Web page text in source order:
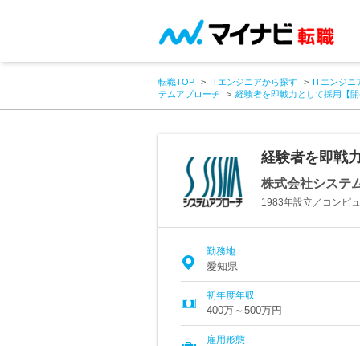
転職TOP ITエンジニアから探す
ITエンジニ
テムアプローチ
経験者を即戦力として採用【
経験者を即戦
株式会社システ
1983年設立／コンピ
勤務地
愛知県
初年度年収
400万～500万円
雇用形態